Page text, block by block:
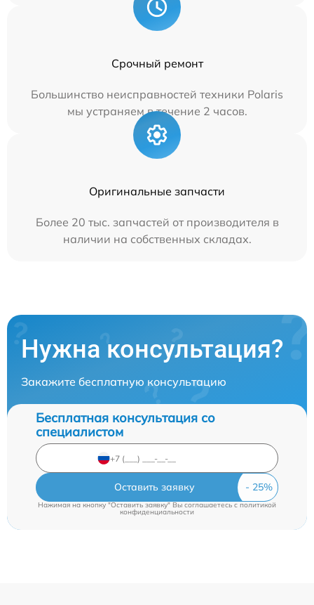
Срочный ремонт
Большинство неисправностей техники Polaris
мы устраняем в течение 2 часов.
Оригинальные запчасти
Более 20 тыс. запчастей от производителя в
наличии на собственных складах.
Нужна консультация?
Закажите бесплатную консультацию
Бесплатная консультация со
специалистом
Оставить заявку
Нажимая на кнопку "Оставить заявку" Вы соглашаетесь cполитикой
конфиденциальности